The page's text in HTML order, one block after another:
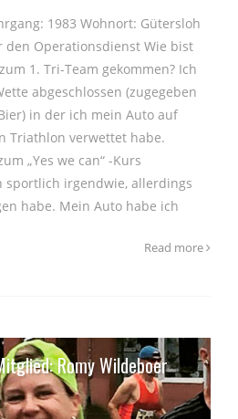
1983 Wohnort: Gütersloh
den Operationsdienst Wie bist
1. Tri-Team gekommen? Ich
abgeschlossen (zugegeben
in der ich mein Auto auf
Triathlon verwettet habe.
„Yes we can“ -Kurs
sportlich irgendwie, allerdings
habe. Mein Auto habe ich
Read more
Romy Wildeboer